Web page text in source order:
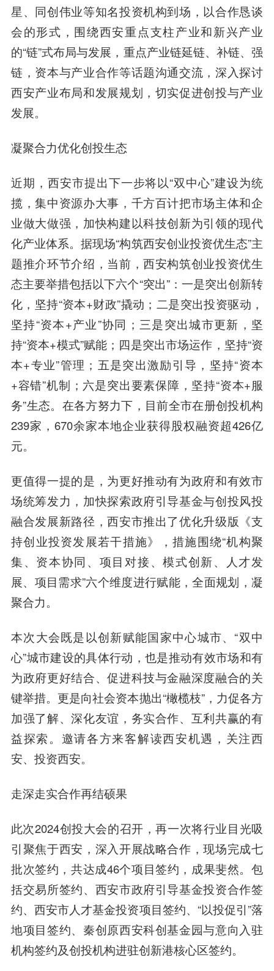
星、同创伟业等知名投资机构到场，以合作恳谈
会的形式，围绕西安重点支柱产业和新兴产业
的“链”式布局与发展，重点产业链延链、补链、强
链，资本与产业合作等话题沟通交流，深入探讨
西安产业布局和发展规划，切实促进创投与产业
发展。
凝聚合力优化创投生态
近期，西安市提出下一步将以“双中心”建设为统
揽，集中资源办大事，千方百计把市场主体和企
业做大做强，加快构建以科技创新为引领的现代
化产业体系。据现场“构筑西安创业投资优生态”主
题推介环节介绍，当前，西安构筑创业投资优生
态主要举措包括以下六个“突出”：一是突出创新转
化，坚持“资本+财政”撬动；二是突出投资驱动，
坚持“资本+产业”协同；三是突出城市更新，坚
持“资本+模式”赋能；四是突出市场运作，坚持“资
本+专业”管理；五是突出激励引导，坚持“资本
+容错”机制；六是突出要素保障，坚持“资本+服
务”生态。在各方努力下，目前全市在册创投机构
239家，670余家本地企业获得股权融资超426亿
元。
更值得一提的是，为更好推动有为政府和有效市
场统筹发力，加快探索政府引导基金与创投风投
融合发展新路径，西安市推出了优化升级版《支
持创业投资发展若干措施》，措施围绕“机构聚
集、资本协同、项目对接、模式创新、人才发
展、项目需求”六个维度进行赋能，全面规划，凝
聚合力。
本次大会既是以创新赋能国家中心城市、“双中
心”城市建设的具体行动，也是推动有效市场和有
为政府更好结合、促进科技与金融深度融合的关
键举措。更是向社会资本抛出“橄榄枝”，力促各方
加强了解、深化友谊，务实合作、互利共赢的有
益探索。邀请各方来客解读西安机遇，关注西
安、投资西安。
走深走实合作再结硕果
此次2024创投大会的召开，再一次将行业目光吸
引聚焦于西安，深入开展战略合作，现场完成七
批次签约，共达成46个项目签约，成果斐然。包
括交易所签约、西安市政府引导基金投资合作签
约、西安市人才基金投资项目签约、“以投促引”落
地项目签约、秦创原西安科创基金园与意向入驻
机构签约及创投机构进驻创新港核心区签约。